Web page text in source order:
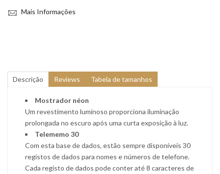
Mais Informações
Descrição Reviews Tabela de tamanhos
Mostrador néon
Um revestimento luminoso proporciona iluminação
prolongada no escuro após uma curta exposição à luz.
Telememo 30
Com esta base de dados, estão sempre disponíveis 30
registos de dados para nomes e números de telefone.
Cada registo de dados pode conter até 8 caracteres de